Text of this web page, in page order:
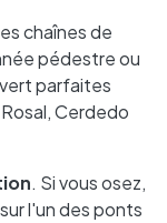
chaînes de
pédestre ou
parfaites
Cerdedo
. Si vous osez,
l'un des ponts